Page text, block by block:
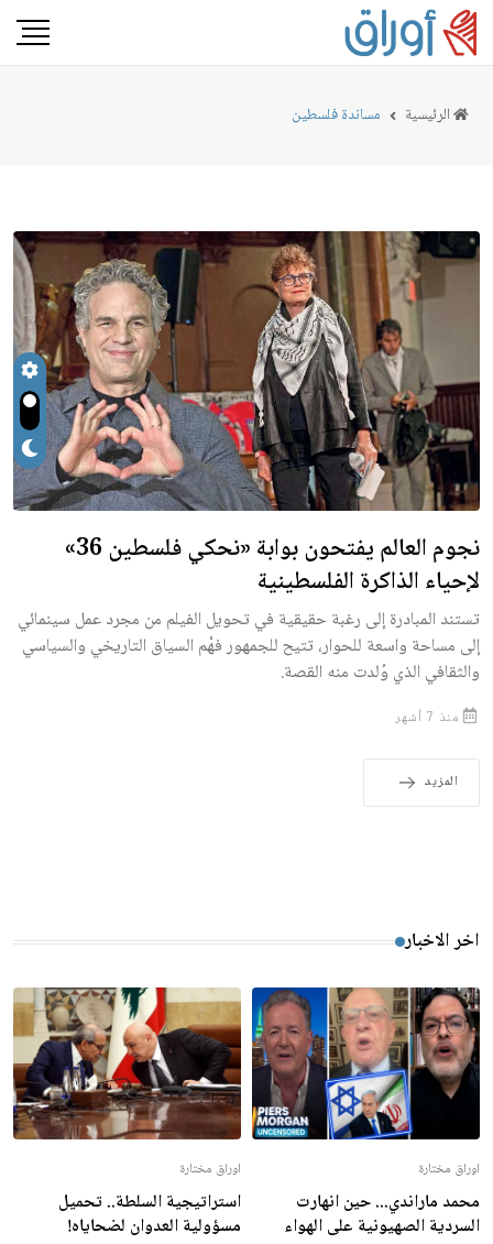
الرئيسية مساندة فلسطين
نجوم العالم يفتحون بوابة «نحكي فلسطين 36»
لإحياء الذاكرة الفلسطينية
تستند المبادرة إلى رغبة حقيقية في تحويل الفيلم من مجرد عمل سينمائي
إلى مساحة واسعة للحوار، تتيح للجمهور فهْم السياق التاريخي والسياسي
والثقافي الذي وُلدت منه القصة.
منذ 7 أشهر
المزيد
اخر الاخبار
اوراق مختارة
محمد ماراندي... حين انهارت
السردية الصهيونية على الهواء
اوراق مختارة
استراتيجية السلطة.. تحميل
مسؤولية العدوان لضحاياه!